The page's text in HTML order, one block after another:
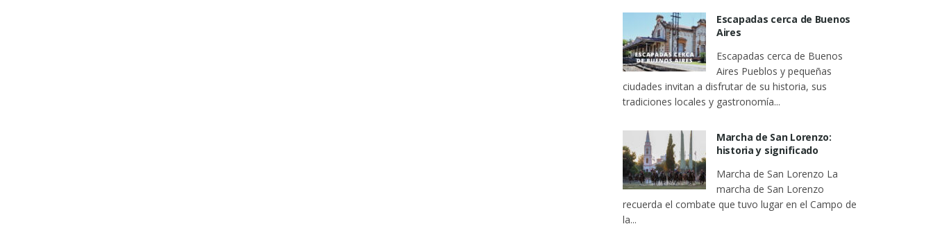
Escapadas cerca de Buenos
Aires
Escapadas cerca de Buenos
Aires Pueblos y pequeñas
ciudades invitan a disfrutar de su historia, sus
tradiciones locales y gastronomía...
Marcha de San Lorenzo:
historia y significado
Marcha de San Lorenzo La
marcha de San Lorenzo
recuerda el combate que tuvo lugar en el Campo de
la...